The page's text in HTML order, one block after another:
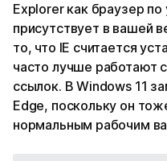
Explorer как браузер
присутствует в вашей
то, что IE считается
часто лучше работают
ссылок. В Windows 11
Edge, поскольку он
нормальным рабочим